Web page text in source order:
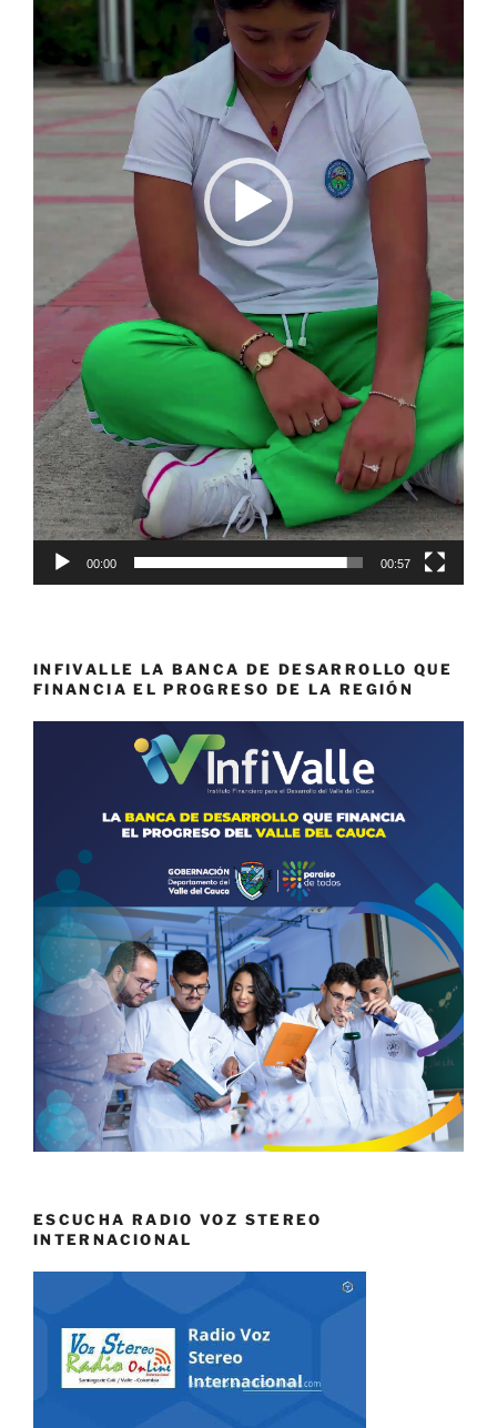
00:00 00:57
INFIVALLE LA BANCA DE DESARROLLO QUE
FINANCIA EL PROGRESO DE LA REGIÓN
ESCUCHA RADIO VOZ STEREO
INTERNACIONAL